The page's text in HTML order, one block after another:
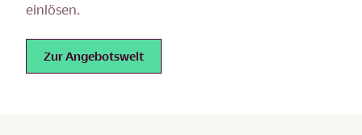
einlösen.
Zur Angebotswelt